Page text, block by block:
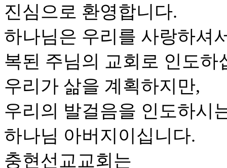
진심으로 환영합니다.
하나님은 우리를 사랑하셔
복된 주님의 교회로 인도하
우리가 삶을 계획하지만,
우리의 발걸음을 인도하시
하나님 아버지이십니다.
충현선교교회는